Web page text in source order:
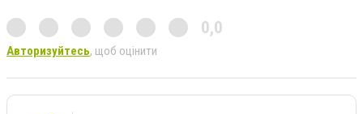
0,0
Авторизуйтесь, щоб оцінити